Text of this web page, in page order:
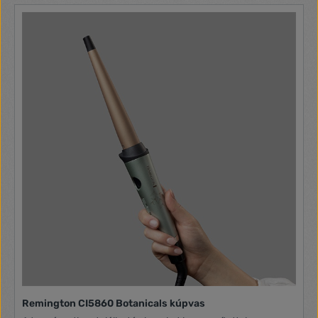
segítségével, folyamatosan fenntartja a magas
használat érdekében. TIPP: Helyezd a csipeszt a hajtincs
fölé, ha azt akarod, hogy a fürt befele csavarodjon. Ha azt
szeretnéd, hogy a hajad kifele csavarodjon, helyezd a
csipeszt a hajtincs alá. Tekerd fel a hajad addig a pontig,
ahonnan a hullámnak (fürtnek) kezdődnie kell, vigyázva arra,
hogy a vas ne érintse meg a fejbőrt. Tartsd a vasat egy pár
másodpercig a hajon, a hajszálak természete és haj
hosszának függvényében. Tekerd le a tincset amikor a haj
érintése meleg (nem forró). Még szorosabb és rugalmasabb
fürtök kialakítására, tekerj fel kisebb hajtincseket. Lazább
hullámok készítéséhez, nagyobb hajtincseket használj.
Tulajdonságok és tartozékok: • Maximális hőmérséklet:
210°C • 38mm széles készüléktest • Kerámia
bevonat(ellenálló, ultra-sima felület, egyenletes hőfok
tartása, fokozottabb védelem) • Ultra-gyors felfűtés •
Advanced Ceramics ™ fűtési rendszer, amely minden
szakaszban folyamatosan magas hőt tart fenn a szalon
eredményeként. • 6 digitális hőmérséklet fokozat 160°C -
200°C között • Automatikus kikapcsoló funkció • 2,5m-es
forgó zsinór • Hőálló alátét és kesztyű
Remington CI5860 Botanicals kúpvas